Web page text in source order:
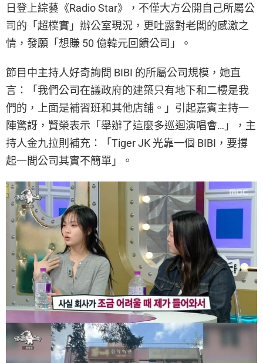
日登上綜藝《Radio Star》，不僅大方公開自己所屬公
司的「超樸實」辦公室現況，更吐露對老闆的感激之
情，發願「想賺 50 億韓元回饋公司」。
節目中主持人好奇詢問 BIBI 的所屬公司規模，她直
言：「我們公司在議政府的建築只有地下和二樓是我
們的，上面是補習班和其他店鋪。」引起嘉賓主持一
陣驚訝，賢榮表示「舉辦了這麼多巡迴演唱會…」，主
持人金九拉則補充：「Tiger JK 光靠一個 BIBI，要撐
起一間公司其實不簡單」。